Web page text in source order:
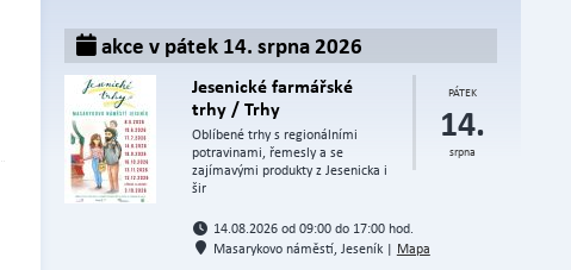
akce v pátek 14. srpna 2026
PÁTEK
14.
srpna
Jesenické farmářské
trhy / Trhy
Oblíbené trhy s regionálními
potravinami, řemesly a se
zajímavými produkty z Jesenicka i
šir
14.08.2026 od 09:00 do 17:00 hod.
Masarykovo náměstí, Jeseník | Mapa